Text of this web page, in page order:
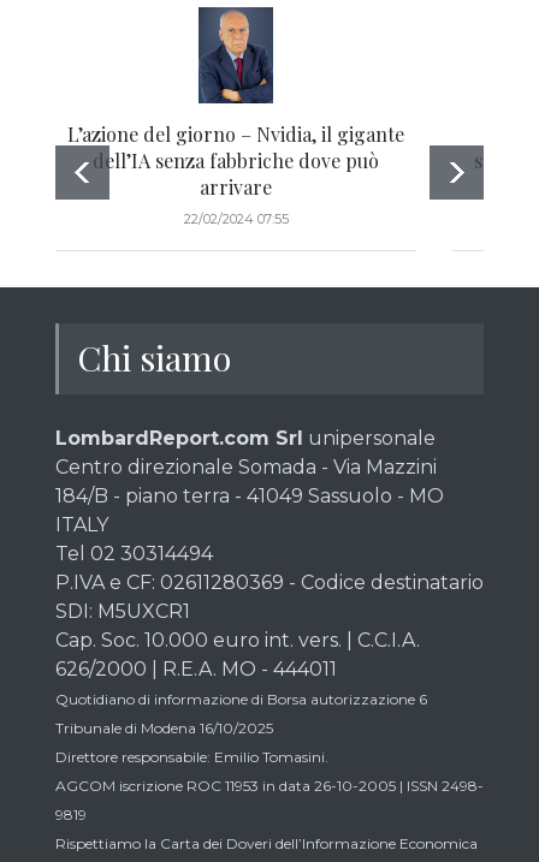
L’azione del giorno – Nvidia, il gigante
dell’IA senza fabbriche dove può
arrivare
22/02/2024 07:55
Chi siamo
LombardReport.com Srl unipersonale
Centro direzionale Somada - Via Mazzini
184/B - piano terra - 41049 Sassuolo - MO
ITALY
Tel 02 30314494
P.IVA e CF: 02611280369 - Codice destinatario
SDI: M5UXCR1
Cap. Soc. 10.000 euro int. vers. | C.C.I.A.
626/2000 | R.E.A. MO - 444011
Quotidiano di informazione di Borsa autorizzazione 6
Tribunale di Modena 16/10/2025
Direttore responsabile: Emilio Tomasini.
AGCOM iscrizione ROC 11953 in data 26-10-2005 | ISSN 2498-
9819
Rispettiamo la Carta dei Doveri dell’Informazione Economica